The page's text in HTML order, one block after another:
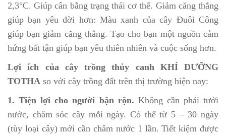
2,3°C. Giúp cân bằng trạng thái cơ thể. Giảm căng thẳng
giúp bạn yêu đời hơn: Màu xanh của cây Đuôi Công
giúp bạn giảm căng thẳng. Tạo cho bạn một nguồn cảm
hứng bất tận giúp bạn yêu thiên nhiên và cuộc sống hơn.
Lợi ích của cây trồng thủy canh KHÍ DƯỠNG
TOTHA so với cây trồng đất trên thị trường hiện nay:
1. Tiện lợi cho người bận rộn. Không cần phải tưới
nước, chăm sóc cây mỗi ngày. Có thể từ 5 – 30 ngày
(tùy loại cây) mới cần châm nước 1 lần. Tiết kiệm được